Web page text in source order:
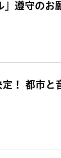
」遵守のお
！ 都市と